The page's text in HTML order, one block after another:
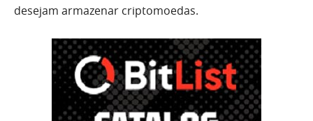
desejam armazenar criptomoedas.